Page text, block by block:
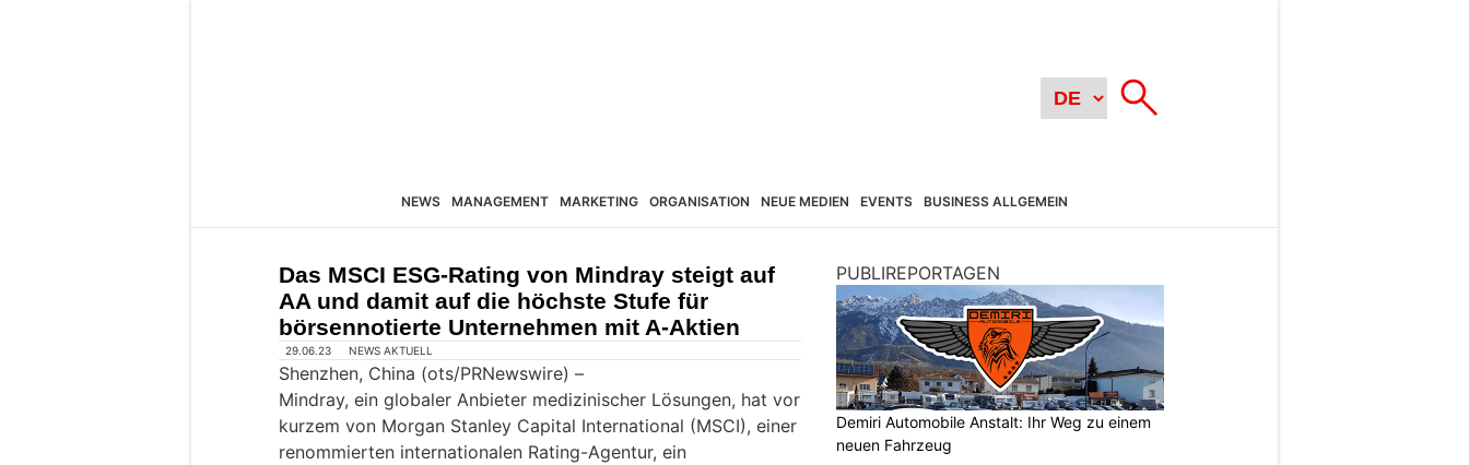
NEWS MANAGEMENT MARKETING ORGANISATION NEUE MEDIEN EVENTS BUSINESS ALLGEMEIN
Das MSCI ESG-Rating von Mindray steigt auf
AA und damit auf die höchste Stufe für
börsennotierte Unternehmen mit A-Aktien
29.06.23 NEWS AKTUELL
Shenzhen, China (ots/PRNewswire) –
Mindray, ein globaler Anbieter medizinischer Lösungen, hat vor
kurzem von Morgan Stanley Capital International (MSCI), einer
renommierten internationalen Rating-Agentur, ein
PUBLIREPORTAGEN
Demiri Automobile Anstalt: Ihr Weg zu einem
neuen Fahrzeug